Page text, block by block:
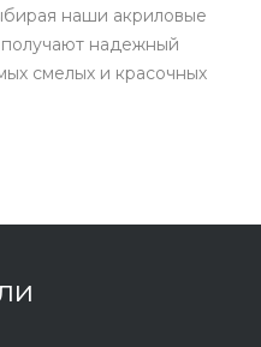
наши акриловые
надежный
смелых и красочных